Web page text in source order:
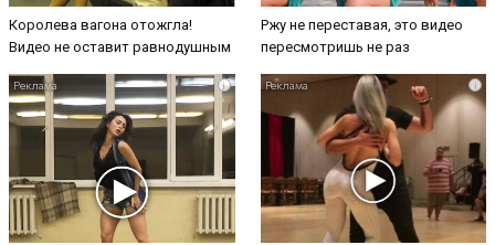
Королева вагона отожгла!
Видео не оставит равнодушным
Ржу не переставая, это видео
пересмотришь не раз
i i